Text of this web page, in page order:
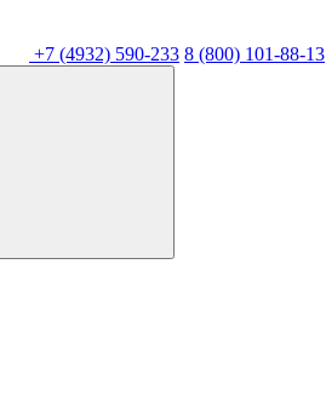
+7 (4932) 590-233 8 (800) 101-88-13